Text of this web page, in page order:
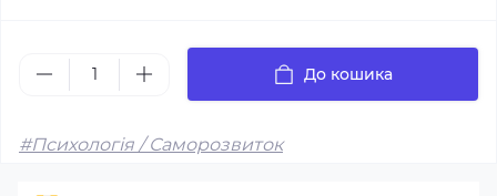
До кошика
#Психологія / Саморозвиток